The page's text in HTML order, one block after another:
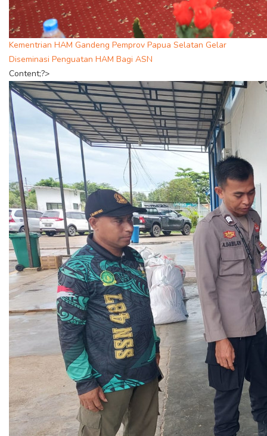
Kementrian HAM Gandeng Pemprov Papua Selatan Gelar
Diseminasi Penguatan HAM Bagi ASN
Content;?>